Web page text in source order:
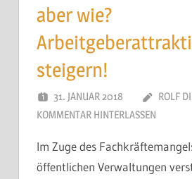
aber wie?
steigern!
31. JANUAR 2018
ROLF
KOMMENTAR HINTERLASSEN
Im Zuge des
öffentlichen Verwaltungen